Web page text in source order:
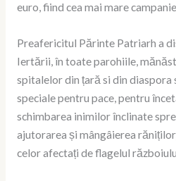
euro, fiind cea mai mare
Preafericitul Părinte Patriarh a
Iertării, în toate parohiile,
spitalelor din țară si din diaspora
speciale pentru pace, pentru
schimbarea inimilor înclinate
ajutorarea și mângâierea
celor afectați de flagelul